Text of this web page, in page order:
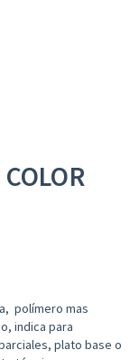
polímero mas
indica para
plato base o